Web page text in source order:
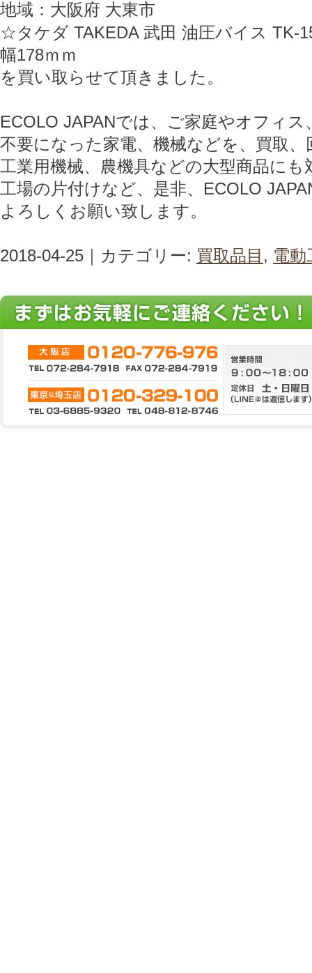
地域：大阪府 大東市
☆タケダ TAKEDA 武田 油圧バイス TK-
幅178ｍｍ
を買い取らせて頂きました。
ECOLO JAPANでは、ご家庭やオフィス
不要になった家電、機械などを、買取
工業用機械、農機具などの大型商品にも
工場の片付けなど、是非、ECOLO
よろしくお願い致します。
2018-04-25｜カテゴリー: 買取品目 , 電動